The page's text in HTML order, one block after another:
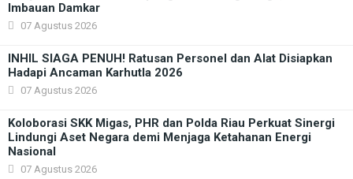
Imbauan Damkar
07 Agustus 2026
INHIL SIAGA PENUH! Ratusan Personel dan Alat Disiapkan
Hadapi Ancaman Karhutla 2026
07 Agustus 2026
Koloborasi SKK Migas, PHR dan Polda Riau Perkuat Sinergi
Lindungi Aset Negara demi Menjaga Ketahanan Energi
Nasional
07 Agustus 2026